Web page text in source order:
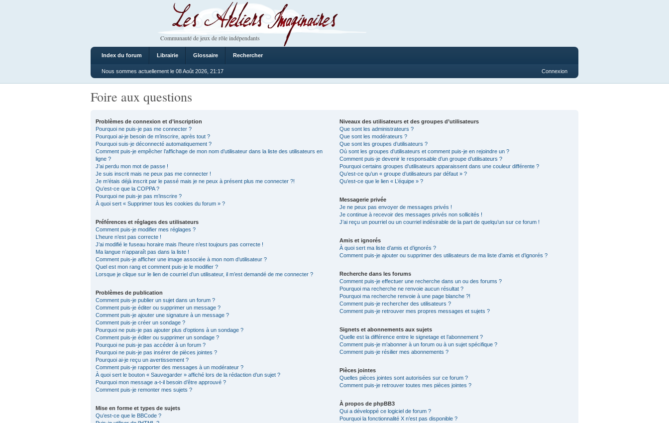
Les Ateliers Imaginaires
Communauté de jeux de rôle indépendants
Index du forum Librairie Glossaire Rechercher
Nous sommes actuellement le 08 Août 2026, 21:17 Connexion
Foire aux questions
Problèmes de connexion et d’inscription
Pourquoi ne puis-je pas me connecter ?
Pourquoi ai-je besoin de m’inscrire, après tout ?
Pourquoi suis-je déconnecté automatiquement ?
Comment puis-je empêcher l’affichage de mon nom d’utilisateur dans la liste des utilisateurs en
ligne ?
J’ai perdu mon mot de passe !
Je suis inscrit mais ne peux pas me connecter !
Je m’étais déjà inscrit par le passé mais je ne peux à présent plus me connecter ?!
Qu’est-ce que la COPPA ?
Pourquoi ne puis-je pas m’inscrire ?
À quoi sert « Supprimer tous les cookies du forum » ?
Préférences et réglages des utilisateurs
Comment puis-je modifier mes réglages ?
L’heure n’est pas correcte !
J’ai modifié le fuseau horaire mais l’heure n’est toujours pas correcte !
Ma langue n’apparaît pas dans la liste !
Comment puis-je afficher une image associée à mon nom d’utilisateur ?
Quel est mon rang et comment puis-je le modifier ?
Lorsque je clique sur le lien de courriel d’un utilisateur, il m’est demandé de me connecter ?
Problèmes de publication
Comment puis-je publier un sujet dans un forum ?
Comment puis-je éditer ou supprimer un message ?
Comment puis-je ajouter une signature à un message ?
Comment puis-je créer un sondage ?
Pourquoi ne puis-je pas ajouter plus d’options à un sondage ?
Comment puis-je éditer ou supprimer un sondage ?
Pourquoi ne puis-je pas accéder à un forum ?
Pourquoi ne puis-je pas insérer de pièces jointes ?
Pourquoi ai-je reçu un avertissement ?
Comment puis-je rapporter des messages à un modérateur ?
À quoi sert le bouton « Sauvegarder » affiché lors de la rédaction d’un sujet ?
Pourquoi mon message a-t-il besoin d’être approuvé ?
Comment puis-je remonter mes sujets ?
Mise en forme et types de sujets
Qu’est-ce que le BBCode ?
Niveaux des utilisateurs et des groupes d’utilisateurs
Que sont les administrateurs ?
Que sont les modérateurs ?
Que sont les groupes d’utilisateurs ?
Où sont les groupes d’utilisateurs et comment puis-je en rejoindre un ?
Comment puis-je devenir le responsable d’un groupe d’utilisateurs ?
Pourquoi certains groupes d’utilisateurs apparaissent dans une couleur différente ?
Qu’est-ce qu’un « groupe d’utilisateurs par défaut » ?
Qu’est-ce que le lien « L’équipe » ?
Messagerie privée
Je ne peux pas envoyer de messages privés !
Je continue à recevoir des messages privés non sollicités !
J’ai reçu un pourriel ou un courriel indésirable de la part de quelqu’un sur ce forum !
Amis et ignorés
À quoi sert ma liste d’amis et d’ignorés ?
Comment puis-je ajouter ou supprimer des utilisateurs de ma liste d’amis et d’ignorés ?
Recherche dans les forums
Comment puis-je effectuer une recherche dans un ou des forums ?
Pourquoi ma recherche ne renvoie aucun résultat ?
Pourquoi ma recherche renvoie à une page blanche ?!
Comment puis-je rechercher des utilisateurs ?
Comment puis-je retrouver mes propres messages et sujets ?
Signets et abonnements aux sujets
Quelle est la différence entre le signetage et l’abonnement ?
Comment puis-je m’abonner à un forum ou à un sujet spécifique ?
Comment puis-je résilier mes abonnements ?
Pièces jointes
Quelles pièces jointes sont autorisées sur ce forum ?
Comment puis-je retrouver toutes mes pièces jointes ?
À propos de phpBB3
Qui a développé ce logiciel de forum ?
Pourquoi la fonctionnalité X n’est pas disponible ?